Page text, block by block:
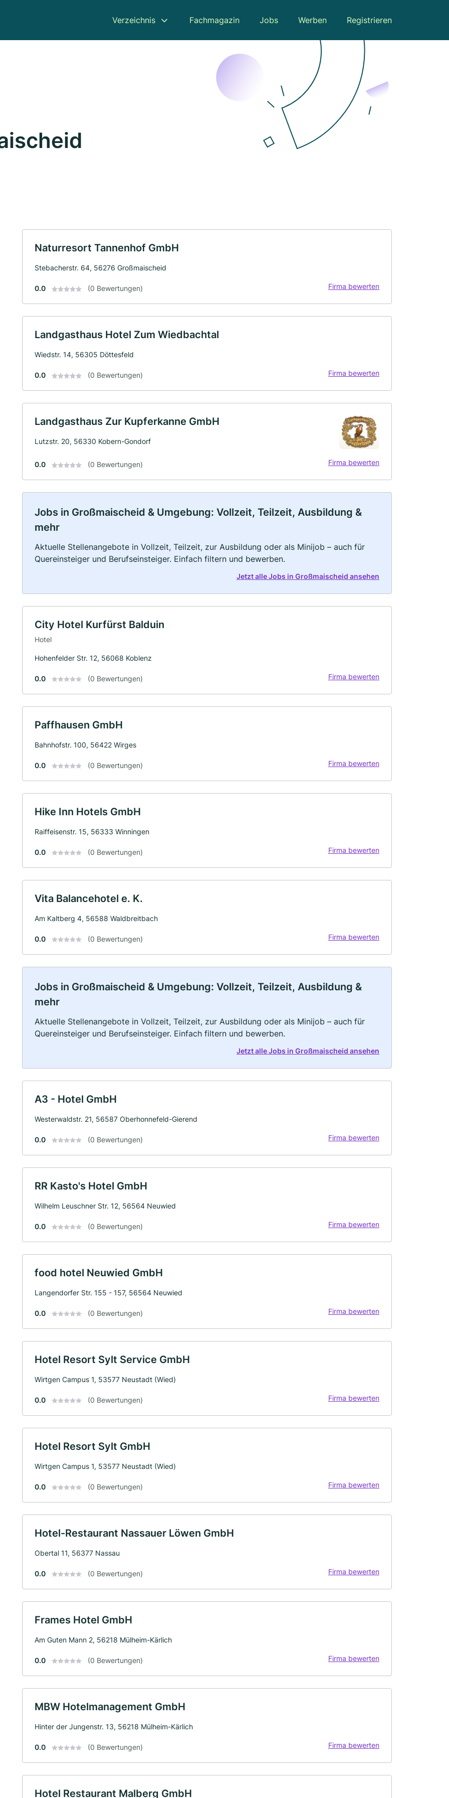
Verzeichnis Fachmagazin Jobs Werben Registrieren
Naturresort Tannenhof GmbH
Stebacherstr. 64, 56276 Großmaischeid
0.0 (0 Bewertungen) Firma bewerten
Landgasthaus Hotel Zum Wiedbachtal
Wiedstr. 14, 56305 Döttesfeld
0.0 (0 Bewertungen) Firma bewerten
Landgasthaus Zur Kupferkanne GmbH
Lutzstr. 20, 56330 Kobern-Gondorf
0.0 (0 Bewertungen) Firma bewerten
Jobs in Großmaischeid & Umgebung: Vollzeit, Teilzeit, Ausbildung &
mehr
Aktuelle Stellenangebote in Vollzeit, Teilzeit, zur Ausbildung oder als Minijob – auch für
Quereinsteiger und Berufseinsteiger. Einfach filtern und bewerben.
Jetzt alle Jobs in Großmaischeid ansehen
City Hotel Kurfürst Balduin
Hotel
Hohenfelder Str. 12, 56068 Koblenz
0.0 (0 Bewertungen) Firma bewerten
Paffhausen GmbH
Bahnhofstr. 100, 56422 Wirges
0.0 (0 Bewertungen) Firma bewerten
Hike Inn Hotels GmbH
Raiffeisenstr. 15, 56333 Winningen
0.0 (0 Bewertungen) Firma bewerten
Vita Balancehotel e. K.
Am Kaltberg 4, 56588 Waldbreitbach
0.0 (0 Bewertungen) Firma bewerten
Jobs in Großmaischeid & Umgebung: Vollzeit, Teilzeit, Ausbildung &
mehr
Aktuelle Stellenangebote in Vollzeit, Teilzeit, zur Ausbildung oder als Minijob – auch für
Quereinsteiger und Berufseinsteiger. Einfach filtern und bewerben.
Jetzt alle Jobs in Großmaischeid ansehen
A3 - Hotel GmbH
Westerwaldstr. 21, 56587 Oberhonnefeld-Gierend
0.0 (0 Bewertungen) Firma bewerten
RR Kasto's Hotel GmbH
Wilhelm Leuschner Str. 12, 56564 Neuwied
0.0 (0 Bewertungen) Firma bewerten
food hotel Neuwied GmbH
Langendorfer Str. 155 - 157, 56564 Neuwied
0.0 (0 Bewertungen) Firma bewerten
Hotel Resort Sylt Service GmbH
Wirtgen Campus 1, 53577 Neustadt (Wied)
0.0 (0 Bewertungen) Firma bewerten
Hotel Resort Sylt GmbH
Wirtgen Campus 1, 53577 Neustadt (Wied)
0.0 (0 Bewertungen) Firma bewerten
Hotel-Restaurant Nassauer Löwen GmbH
Obertal 11, 56377 Nassau
0.0 (0 Bewertungen) Firma bewerten
Frames Hotel GmbH
Am Guten Mann 2, 56218 Mülheim-Kärlich
0.0 (0 Bewertungen) Firma bewerten
MBW Hotelmanagement GmbH
Hinter der Jungenstr. 13, 56218 Mülheim-Kärlich
0.0 (0 Bewertungen) Firma bewerten
Hotel Restaurant Malberg GmbH